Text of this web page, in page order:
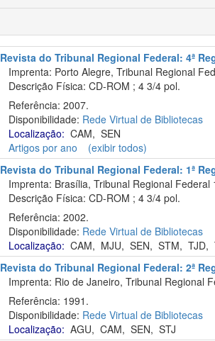
Revista do Tribunal Regional Federal: 4ª
Imprenta: Porto Alegre, Tribunal Regional
Descrição Física: CD-ROM ; 4 3/4 pol.
Referência: 2007.
Disponibilidade: Rede Virtual de Bibliotecas
Localização: CAM, SEN
Artigos por ano
(exibir todos)
Revista do Tribunal Regional Federal: 1ª
Imprenta: Brasília, Tribunal Regional Federal
Descrição Física: CD-ROM ; 4 3/4 pol.
Referência: 2002.
Disponibilidade: Rede Virtual de Bibliotecas
Localização: CAM, MJU, SEN, STM, TJD,
Revista do Tribunal Regional Federal: 2ª
Imprenta: Rio de Janeiro, Tribunal Regional
Referência: 1991.
Disponibilidade: Rede Virtual de Bibliotecas
Localização: AGU, CAM, SEN, STJ